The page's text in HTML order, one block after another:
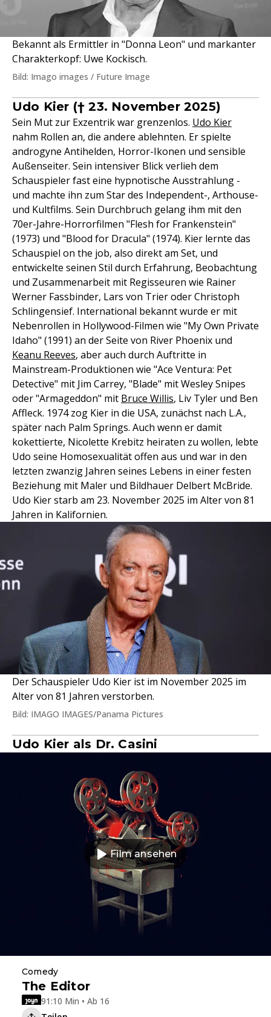
Bekannt als Ermittler in "Donna Leon" und markanter
Charakterkopf: Uwe Kockisch.
Bild: Imago images / Future Image
Udo Kier († 23. November 2025)
Sein Mut zur Exzentrik war grenzenlos. Udo Kier
nahm Rollen an, die andere ablehnten. Er spielte
androgyne Antihelden, Horror-Ikonen und sensible
Außenseiter. Sein intensiver Blick verlieh dem
Schauspieler fast eine hypnotische Ausstrahlung -
und machte ihn zum Star des Independent-, Arthouse-
und Kultfilms. Sein Durchbruch gelang ihm mit den
70er-Jahre-Horrorfilmen "Flesh for Frankenstein"
(1973) und "Blood for Dracula" (1974). Kier lernte das
Schauspiel on the job, also direkt am Set, und
entwickelte seinen Stil durch Erfahrung, Beobachtung
und Zusammenarbeit mit Regisseuren wie Rainer
Werner Fassbinder, Lars von Trier oder Christoph
Schlingensief. International bekannt wurde er mit
Nebenrollen in Hollywood-Filmen wie "My Own Private
Idaho" (1991) an der Seite von River Phoenix und
Keanu Reeves, aber auch durch Auftritte in
Mainstream-Produktionen wie "Ace Ventura: Pet
Detective" mit Jim Carrey, "Blade" mit Wesley Snipes
oder "Armageddon" mit Bruce Willis, Liv Tyler und Ben
Affleck. 1974 zog Kier in die USA, zunächst nach L.A.,
später nach Palm Springs. Auch wenn er damit
kokettierte, Nicolette Krebitz heiraten zu wollen, lebte
Udo seine Homosexualität offen aus und war in den
letzten zwanzig Jahren seines Lebens in einer festen
Beziehung mit Maler und Bildhauer Delbert McBride.
Udo Kier starb am 23. November 2025 im Alter von 81
Jahren in Kalifornien.
Der Schauspieler Udo Kier ist im November 2025 im
Alter von 81 Jahren verstorben.
Bild: IMAGO IMAGES/Panama Pictures
Udo Kier als Dr. Casini
Film ansehen
Comedy
The Editor
91:10 Min • Ab 16